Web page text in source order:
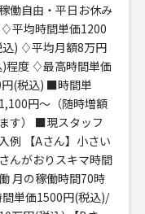
働自由・平日お休み
平均時間単価1200
込) ♢平均月額8万円
)程度 ♢最高時間単価
(税込) ■時間単
円～（随時増額
す） ■現スタッフ
例 【Aさん】小さい
んがおりスキマ時間
月の稼働時間70時
単価1500円(税込)/